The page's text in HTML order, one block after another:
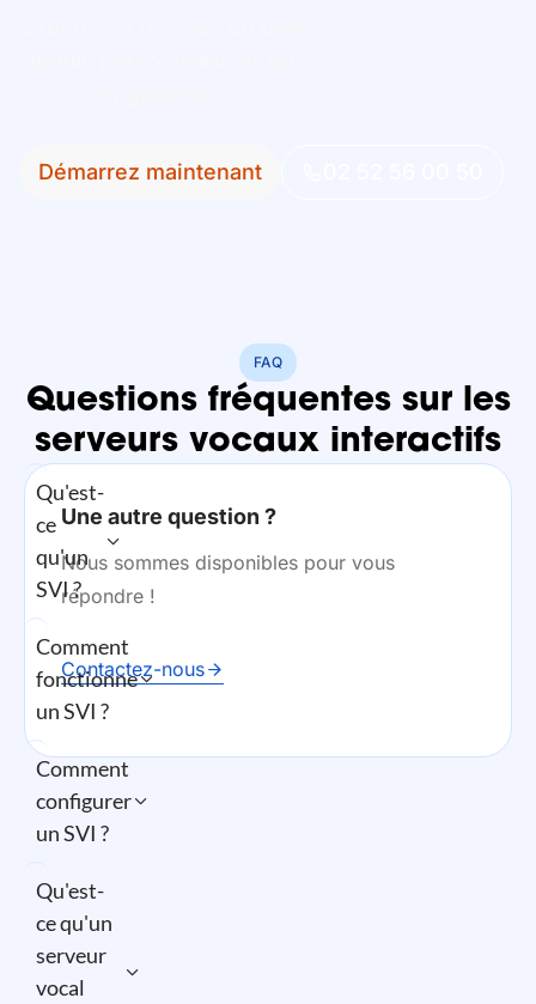
Démarrez maintenant
FAQ
Questions fréquentes sur les
serveurs vocaux interactifs
Une autre question ?
Nous sommes disponibles pour vous
répondre !
Contactez-nous
Qu'est-
ce
qu'un
SVI ?
Comment
fonctionne
un SVI ?
Comment
configurer
un SVI ?
Qu'est-
ce qu'un
serveur
vocal